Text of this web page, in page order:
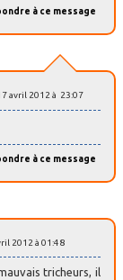
à ce message
avril 2012 à 23:07
à ce message
2012 à 01:48
tricheurs, il